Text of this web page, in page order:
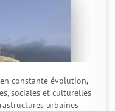
constante évolution,
sociales et culturelles
urbaines